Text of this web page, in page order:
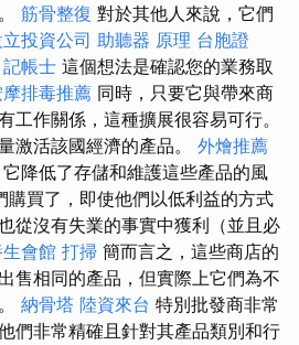
筋骨整復 對於其他人來說，它們
投資公司 助聽器 原理 台胞證
記帳士 這個想法是確認您的業務取
排毒推薦 同時，只要它與帶來商
工作關係，這種擴展很容易可行。
激活該國經濟的產品。 外燴推薦
降低了存儲和維護這些產品的風
購買了，即使他們以低利益的方式
從沒有失業的事實中獲利（並且必
會館 打掃 簡而言之，這些商店的
售相同的產品，但實際上它們為不
納骨塔 陸資來台 特別批發商非常
們非常精確且針對其產品類別和行